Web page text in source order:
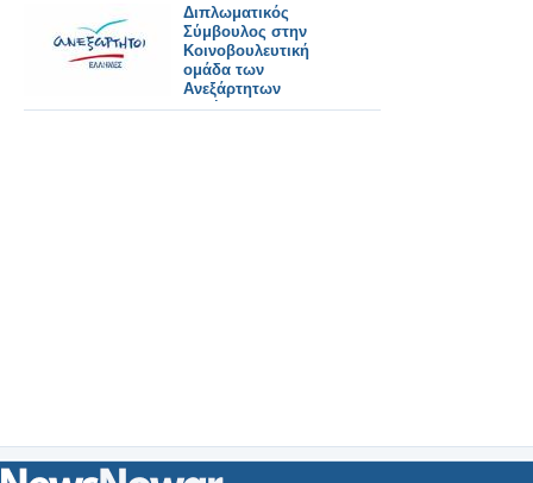
Διπλωματικός
Σύμβουλος στην
Κοινοβουλευτική
ομάδα των
Ανεξάρτητων
Ελλήνων ο Μ.